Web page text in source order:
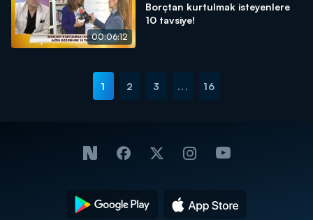
00:06:12
Borçtan kurtulmak isteyenlere
10 tavsiye!
1 2 3 ... 16